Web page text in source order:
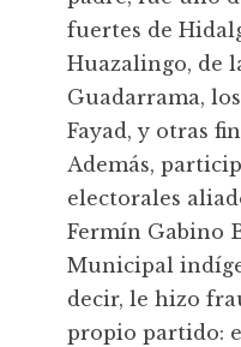
fuertes de
Huazalingo, de
Guadarrama,
Fayad, y otras
Además,
electorales
Fermín Gabino
Municipal
decir, le hizo
propio partido: